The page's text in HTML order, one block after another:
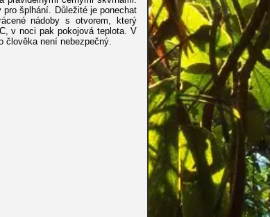
šplhání. Důležité je ponechat
nádoby s otvorem, který
v noci pak pokojová teplota. V
není nebezpečný.